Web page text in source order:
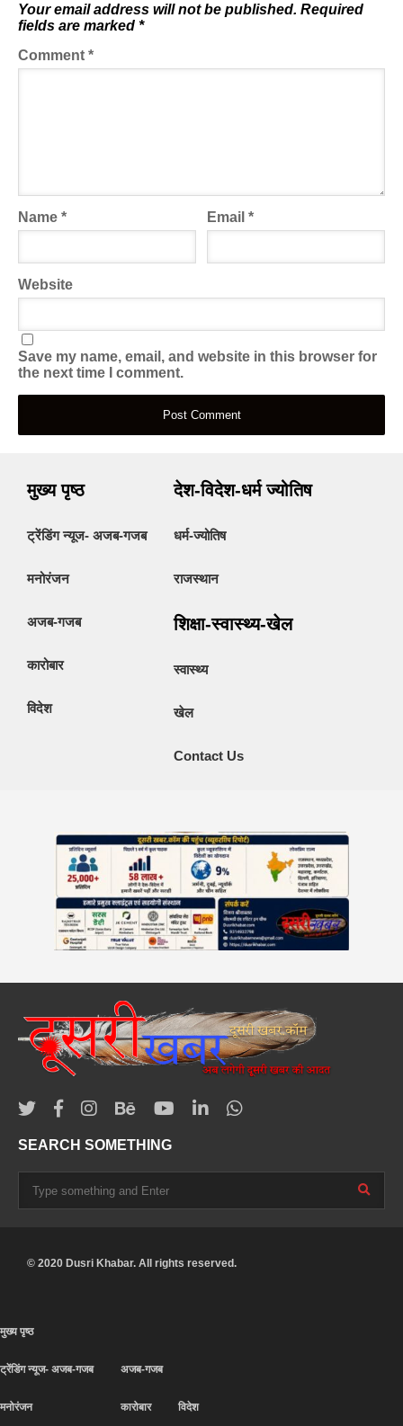
Your email address will not be published. Required
fields are marked *
Comment *
Name * Email*
Website
Save my name, email, and website in this browser for
the next time I comment.
मुख्य पृष्ठ
ट्रेंडिंग न्यूज- अजब-गजब
मनोरंजन
अजब-गजब
कारोबार
विदेश
देश-विदेश-धर्म ज्योतिष
धर्म-ज्योतिष
राजस्थान
शिक्षा-स्वास्थ्य-खेल
स्वास्थ्य
खेल
Contact Us
SEARCH SOMETHING
© 2020 Dusri Khabar. All rights reserved.
मुख्य पृष्ठ
ट्रेंडिंग न्यूज- अजब-गजब
मनोरंजन
अजब-गजब
कारोबार विदेश